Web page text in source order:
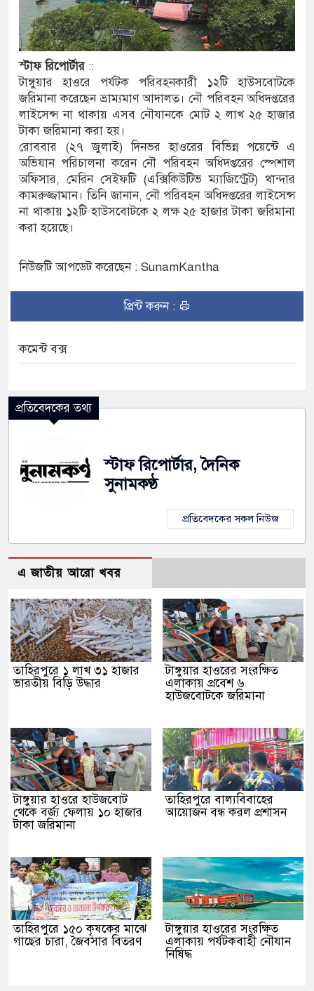
সংকট চুলা জ্বলে না, পাম্পে দীর্ঘ লাইন
নিয়েছে দালাল চক্র
সম্প্রসারিত প্রশাসনিক ভবনের উদ্বোধন
তৎপরতা চালানোর মুরোদ আওয়ামী লীগের নেই :
আইনে মামলা: নাদের, পলিন, রিপন-
আসামি
ইলেক্ট্রনিক বুথ ও সেল্ফ সার্ভিস সেন্টারের উদ্বোধন
জীবনের ঝুঁকি, নিরাপদ নৌযান এখনো অধরা
পদ শূন্য, ৪৫১টি প্রাথমিক বিদ্যালয়ে নেই প্রধান
নৌকাডুবিতে নিহত ২, নিখোঁজ ২, ভবানীপুরে শোকের
অভিযোগে সংবাদ সম্মেলন, নিরাপত্তা ও সুষ্ঠু
স্টাফ রিপোর্টার::
টাঙ্গুয়ার হাওরে পর্যটক পরিবহনকারী ১২টি হাউসবোটকে
জরিমানা করেছেন ভ্রাম্যমাণ আদালত। নৌ পরিবহন অধিদপ্তরের
লাইসেন্স না থাকায় এসব নৌযানকে মোট ২ লাখ ২৫ হাজার
টাকা জরিমানা করা হয়।
রোববার (২৭ জুলাই) দিনভর হাওরের বিভিন্ন পয়েন্টে এ
অভিযান পরিচালনা করেন নৌ পরিবহন অধিদপ্তরের স্পেশাল
অফিসার, মেরিন সেইফটি (এক্সিকিউটিভ ম্যাজিস্ট্রেট) থান্দার
কামরুজ্জামান। তিনি জানান, নৌ পরিবহন অধিদপ্তরের লাইসেন্স
না থাকায় ১২টি হাউসবোটকে ২ লক্ষ ২৫ হাজার টাকা জরিমানা
করা হয়েছে।
নিউজটি আপডেট করেছেন : SunamKantha
প্রিন্ট করুন :
কমেন্ট বক্স
প্রতিবেদকের তথ্য
স্টাফ রিপোর্টার, দৈনিক
সুনামকণ্ঠ
প্রতিবেদকের সকল নিউজ
এ জাতীয় আরো খবর
তাহিরপুরে ১ লাখ ৩১ হাজার
ভারতীয় বিড়ি উদ্ধার
টাঙ্গুয়ার হাওরের সংরক্ষিত
এলাকায় প্রবেশ ৬
হাউজবোটকে জরিমানা
টাঙ্গুয়ার হাওরে হাউজবোট
থেকে বর্জ্য ফেলায় ১০ হাজার
টাকা জরিমানা
তাহিরপুরে বাল্যবিবাহের
আয়োজন বন্ধ করল প্রশাসন
তাহিরপুরে ১৫০ কৃষকের মাঝে
গাছের চারা, জৈবসার বিতরণ
টাঙ্গুয়ার হাওরের সংরক্ষিত
এলাকায় পর্যটকবাহী নৌযান
নিষিদ্ধ